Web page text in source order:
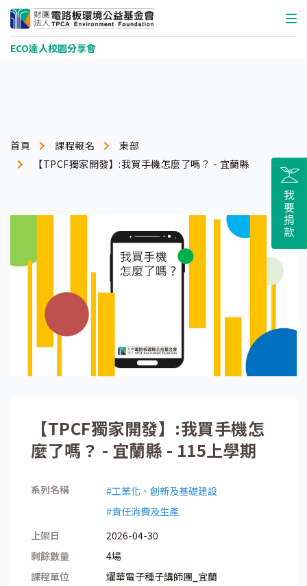
ECO達人校園分享會
首頁 課程報名
東部
【TPCF獨家開發】:我買手機怎麼了嗎？ - 宜蘭縣
【TPCF獨家開發】:我買手機怎
麼了嗎？ - 宜蘭縣 - 115上學期
系列名稱
#工業化、創新及基礎建設
#責任消費及生產
上架日
2026-04-30
剩餘數量
4場
課程單位
燿華電子種子講師團_宜蘭